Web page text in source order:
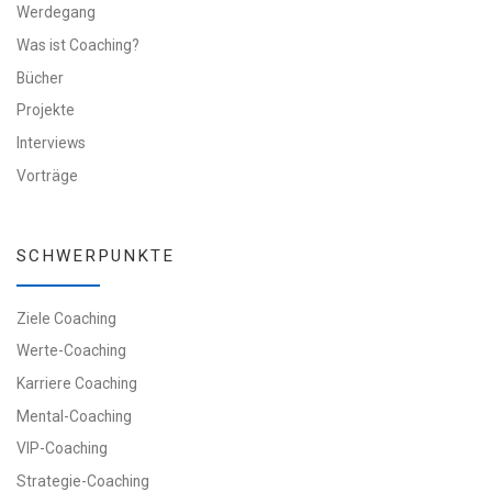
Werdegang
Was ist Coaching?
Bücher
Projekte
Interviews
Vorträge
SCHWERPUNKTE
Ziele Coaching
Werte-Coaching
Karriere Coaching
Mental-Coaching
VIP-Coaching
Strategie-Coaching